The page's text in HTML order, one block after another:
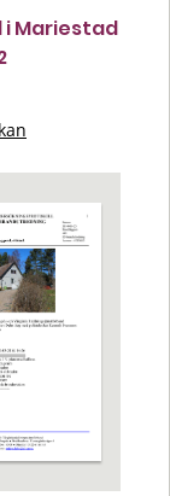
i Mariestad